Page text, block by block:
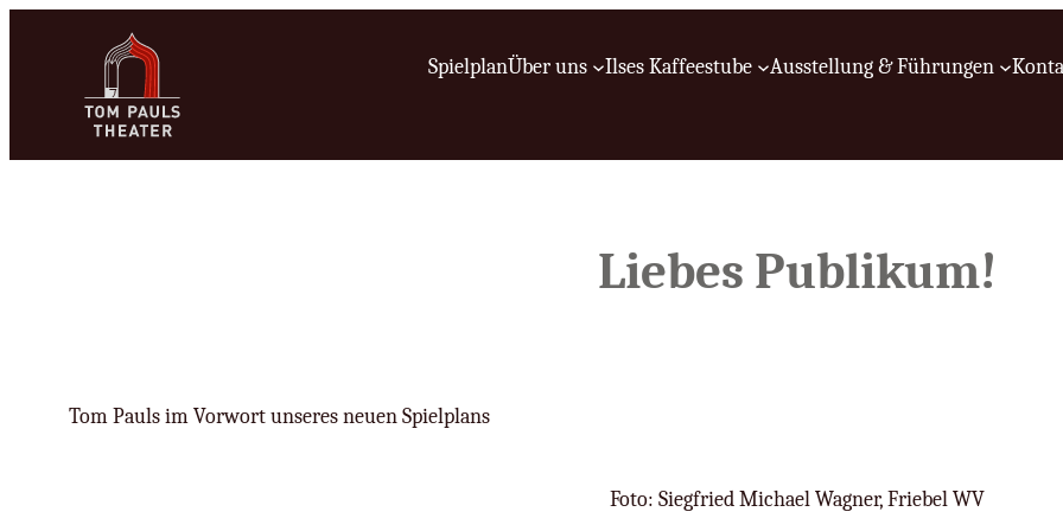
SpielplanÜber uns Ilses Kaffeestube Ausstellung & Führungen
Liebes Publikum!
Tom Pauls im Vorwort unseres neuen Spielplans
Foto: Siegfried Michael Wagner, Friebel WV